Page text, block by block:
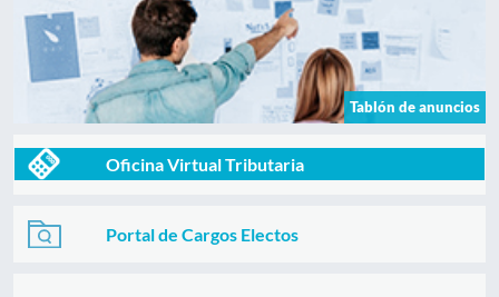
Tablón de anuncios
Oficina Virtual Tributaria
Portal de Cargos Electos